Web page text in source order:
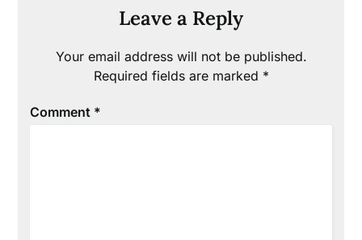
Leave a Reply
Your email address will not be published.
Required fields are marked *
Comment *